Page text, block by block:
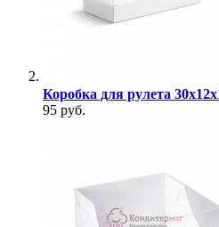
Коробка для рулета
95 руб.